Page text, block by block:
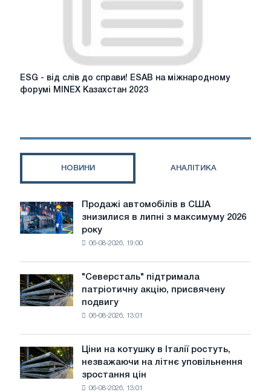
ESG
-
справи!
форумі
Казахстан
2023
ESG - від слів до справи! ESAB на міжнародному
форумі MINEX Казахстан 2023
НОВИНИ АНАЛІТИКА
Продажі
автомобілів
в
липні
з
максимуму
року
Продажі автомобілів в США
знизилися в липні з максимуму 2026
року
06-08-2026, 19:00
"Северсталь"
підтримала
патріотичну
радянської
авіації
в
"Северсталь" підтримала
патріотичну акцію, присвячену
подвигу
06-08-2026, 13:01
Ціни
на
котушку
Ціни на котушку в Італії ростуть,
незважаючи на літнє уповільнення
зростання цін
06-08-2026, 13:01